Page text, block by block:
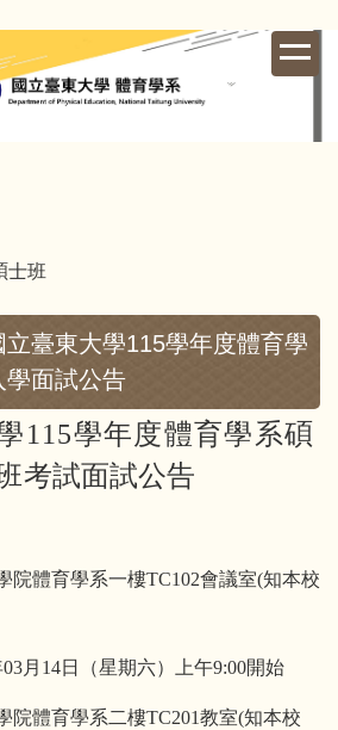
士班
立臺東大學115學年度體育學
學面試公告
115學年度體育學系碩
考試面試公告
院體育學系一樓TC102會議室(知本校
月14日（星期六）上午9:00開始
院體育學系二樓TC201教室(知本校